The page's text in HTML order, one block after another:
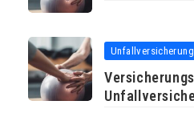
Unfallversicherung